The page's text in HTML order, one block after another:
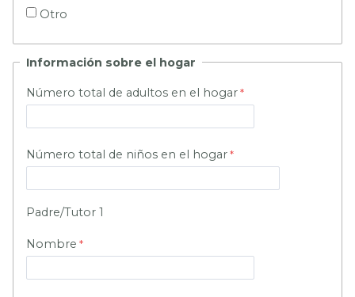
Otro
Información sobre el hogar
Número total de adultos en el hogar
Número total de niños en el hogar
Padre/Tutor 1
Nombre